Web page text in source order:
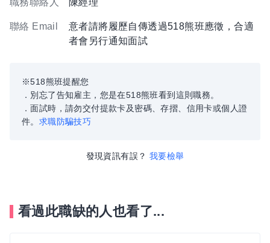
職務聯絡人 陳經理
聯絡 Email
意者請將履歷自傳透過518熊班應徵，合適
者會另行通知面試
※518熊班提醒您
．別忘了告知雇主，您是在518熊班看到這則職務。
．面試時，請勿交付提款卡及密碼、存摺、信用卡或個人證
件。 求職防騙技巧
發現資訊有誤？ 我要檢舉
看過此職缺的人也看了...